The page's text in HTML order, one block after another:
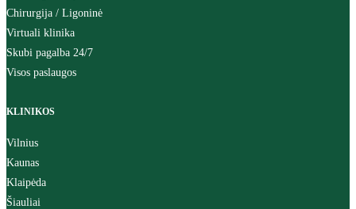
Chirurgija / Ligoninė
Virtuali klinika
Skubi pagalba 24/7
Visos paslaugos
KLINIKOS
Vilnius
Kaunas
Klaipėda
Šiauliai